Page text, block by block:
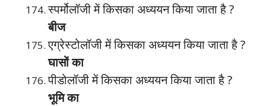
स्पर्मोलॉजी में किसका अध्ययन किया जाता है ?
बीज
एग्रेस्टोलॉजी में किसका अध्ययन किया जाता है ?
घासों का
पीडोलॉजी में किसका अध्ययन किया जाता है ?
भूमि का